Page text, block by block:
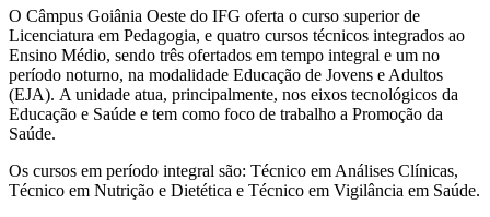
O Câmpus Goiânia Oeste do IFG oferta o curso superior de
Licenciatura em Pedagogia, e quatro cursos técnicos integrados ao
Ensino Médio, sendo três ofertados em tempo integral e um no
período noturno, na modalidade Educação de Jovens e Adultos
(EJA). A unidade atua, principalmente, nos eixos tecnológicos da
Educação e Saúde e tem como foco de trabalho a Promoção da
Saúde.
Os cursos em período integral são: Técnico em Análises Clínicas,
Técnico em Nutrição e Dietética e Técnico em Vigilância em Saúde.